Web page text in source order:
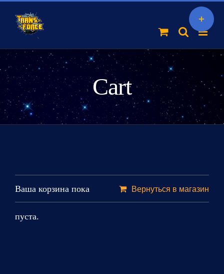
content
Cart
Ваша корзина пока
пуста.
Вернуться в магазин
Toggle
Sliding
Area